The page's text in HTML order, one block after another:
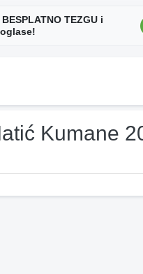
TEZGU i
Kumane